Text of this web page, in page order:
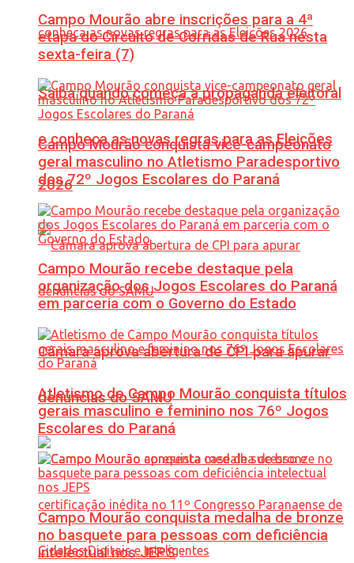
Saiba quando começa a propaganda eleitoral
e conheça as novas regras para as Eleições
2026
Câmara aprova abertura de CPI para apurar
denúncias do SAMU
Campo Mourão abre inscrições para a 4ª
etapa do Circuito de Corridas de Rua nesta
sexta-feira (7)
Campo Mourão conquista vice-campeonato
geral masculino no Atletismo Paradesportivo
dos 72º Jogos Escolares do Paraná
Campo Mourão recebe destaque pela
organização dos Jogos Escolares do Paraná
em parceria com o Governo do Estado
Atletismo de Campo Mourão conquista títulos
gerais masculino e feminino nos 76º Jogos
Escolares do Paraná
Campo Mourão conquista medalha de bronze
no basquete para pessoas com deficiência
intelectual nos JEPS